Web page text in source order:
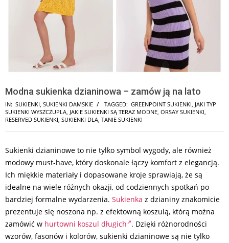
Modna sukienka dzianinowa – zamów ją na lato
IN: SUKIENKI, SUKIENKI DAMSKIE TAGGED: GREENPOINT SUKIENKI, JAKI TYP
SUKIENKI WYSZCZUPLA, JAKIE SUKIENKI SĄ TERAZ MODNE, ORSAY SUKIENKI,
RESERVED SUKIENKI, SUKIENKI DLA, TANIE SUKIENKI
Sukienki dzianinowe to nie tylko symbol wygody, ale również
modowy must-have, który doskonale łączy komfort z elegancją.
Ich miękkie materiały i dopasowane kroje sprawiają, że są
idealne na wiele różnych okazji, od codziennych spotkań po
bardziej formalne wydarzenia. Sukienka z dzianiny znakomicie
prezentuje się noszona np. z efektowną koszulą, którą można
zamówić w hurtowni koszul długich . Dzięki różnorodności
wzorów, fasonów i kolorów, sukienki dzianinowe są nie tylko